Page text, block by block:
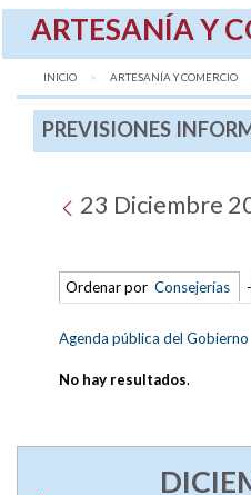
ARTESANÍA Y
INICIO ARTESANÍA Y COMERCIO
PREVISIONES
23 Diciembre
Ordenar por Consejerías -
Agenda pública del Gobierno
No hay resultados.